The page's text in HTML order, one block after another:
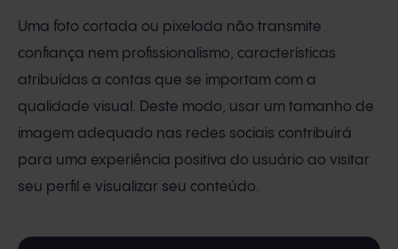
Uma foto cortada ou pixelada não transmite
confiança nem profissionalismo, características
atribuídas a contas que se importam com a
qualidade visual. Deste modo, usar um tamanho de
imagem adequado nas redes sociais contribuirá
para uma experiência positiva do usuário ao visitar
seu perfil e visualizar seu conteúdo.